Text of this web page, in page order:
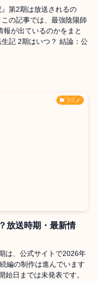
第2期は放送されるの
の記事では、最強陰陽師
が出ているのかをまと
記 2期はいつ？ 結論：公
アニメ
放送時期・最新情
は、公式サイトで2026年
編の制作は進んでいます
日までは未発表です。